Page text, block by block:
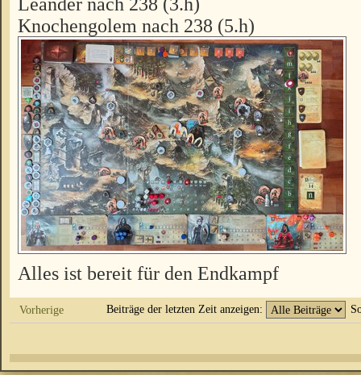
Knochengolem nach 238 (5.h)
Alles ist bereit für den Endkampf
Vorherige Beiträge der letzten Zeit anzeigen: